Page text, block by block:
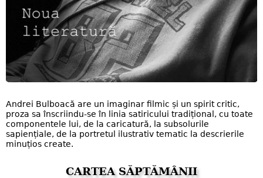
Andrei Bulboacă are un imaginar filmic și un spirit critic,
proza sa înscriindu-se în linia satiricului tradițional, cu toate
componentele lui, de la caricatură, la subsolurile
sapiențiale, de la portretul ilustrativ tematic la descrierile
minuțios create.
CARTEA SĂPTĂMÂNII